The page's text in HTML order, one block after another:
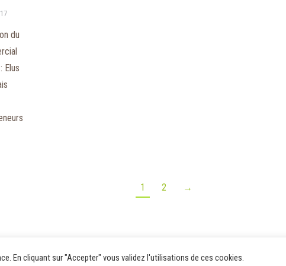
du
Elus
1 2 →
En cliquant sur "Accepter" vous validez l'utilisations de ces cookies.